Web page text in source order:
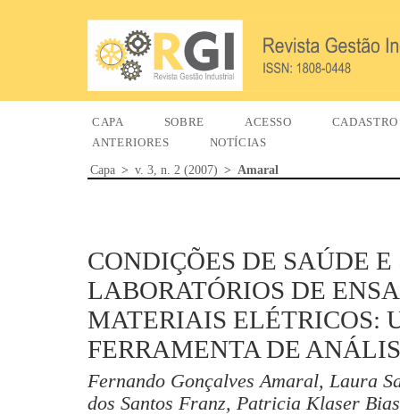
CAPA SOBRE ACESSO
CADASTRO
ANTERIORES
NOTÍCIAS
Capa > v. 3, n. 2 (2007) > Amaral
CONDIÇÕES DE SAÚDE
LABORATÓRIOS DE
MATERIAIS ELÉTRICOS:
FERRAMENTA DE
Fernando Gonçalves Amaral, Laura
dos Santos Franz, Patricia Klaser